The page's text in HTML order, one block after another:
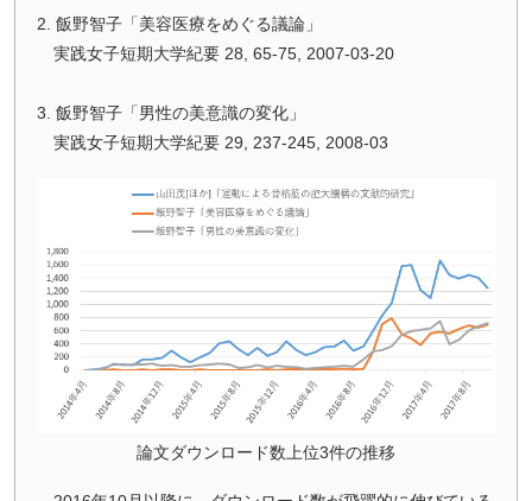
2. 飯野智子「美容医療をめぐる議論」
実践女子短期大学紀要 28, 65-75, 2007-03-20
3. 飯野智子「男性の美意識の変化」
実践女子短期大学紀要 29, 237-245, 2008-03
論文ダウンロード数上位3件の推移